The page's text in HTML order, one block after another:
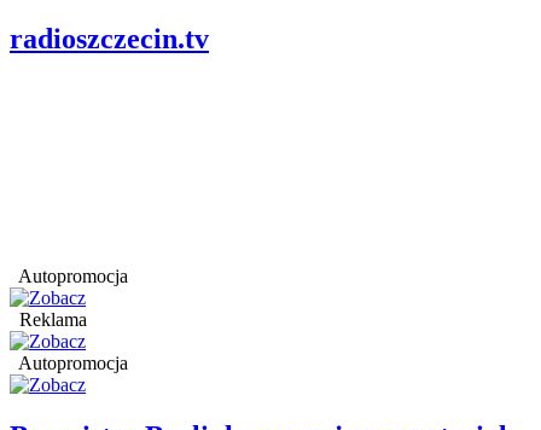
radioszczecin.tv
Autopromocja
Reklama
Autopromocja